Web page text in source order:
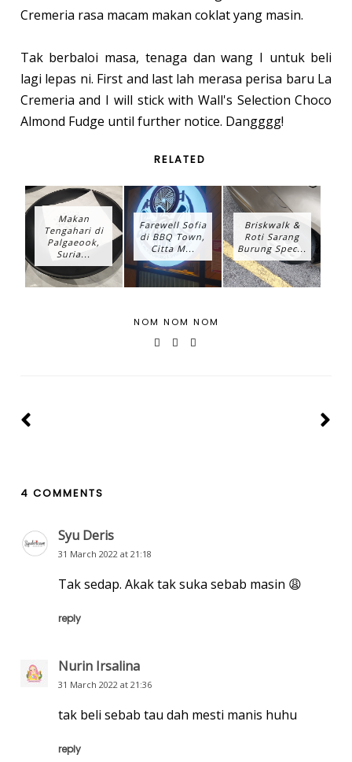
Cremeria rasa macam makan coklat yang masin.
Tak berbaloi masa, tenaga dan wang I untuk beli
lagi lepas ni. First and last lah merasa perisa baru La
Cremeria and I will stick with Wall's Selection Choco
Almond Fudge until further notice. Dangggg!
RELATED
Makan
Tengahari di
Palgaeook,
Suria...
Farewell Sofia
di BBQ Town,
Citta M...
Briskwalk &
Roti Sarang
Burung Spec...
NOM NOM NOM
4 COMMENTS
Syu Deris
31 March 2022 at 21:18
Tak sedap. Akak tak suka sebab masin 😩
reply
Nurin Irsalina
31 March 2022 at 21:36
tak beli sebab tau dah mesti manis huhu
reply